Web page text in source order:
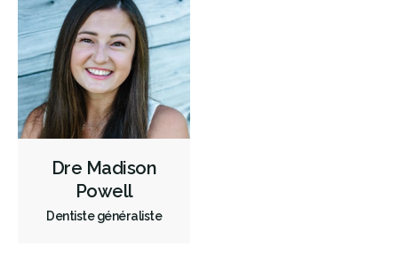
Sédation - protoxyde d'azote
Appareils dentaires
Soins dentaires pour enfants
Services esthétiques
Prothèses dentaires
Urgences
Endodontie Chirurgie buccale
Parodontie
Hygiène préventive et nettoyages
Facturation Directe
RCSD (Régime canadien de soins dentaires)
Dre Madison
Powell
Dentiste généraliste